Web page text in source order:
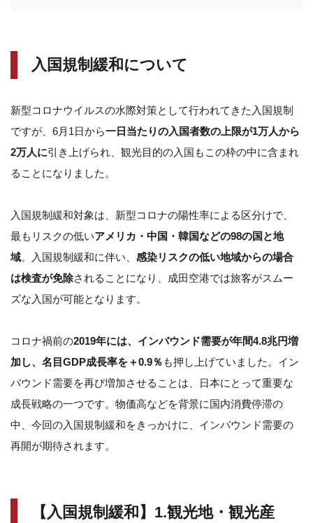
入国規制緩和について
新型コロナウイルスの水際対策として行われてきた入国規制
ですが、6月1日から一日当たりの入国者数の上限が1万人から
2万人に引き上げられ、観光目的の入国もこの枠の中に含まれ
ることになりました。
入国規制緩和対象は、新型コロナの陽性率による区分けで、
最もリスクの低いアメリカ・中国・韓国などの98の国と地
域。入国規制緩和に伴い、 感染リスクの低い地域からの場合
は検査が免除されることになり、成田空港では旅客がスムー
ズな入国が可能となります。
コロナ禍前の2019年には、インバウンド需要が年間4.8兆円増
加し、名目GDP成長率を＋0.9％ も押し上げていました。イン
バウンド需要を再び増加させることは、日本にとって重要な
成長戦略の一つです。物価高などを背景に国内消費停滞の
中、今回の入国規制緩和をきっかけに、インバウンド需要の
再開が期待されます。
【入国規制緩和】1.観光地・観光産